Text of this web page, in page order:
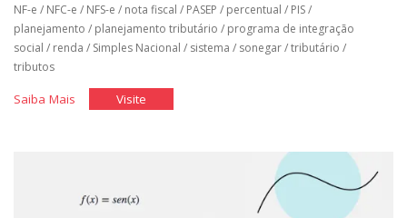
NF-e / NFC-e / NFS-e / nota fiscal / PASEP / percentual / PIS/
planejamento / planejamento tributário / programa de integração
social / renda / Simples Nacional / sistema / sonegar/tributário /
tributos
Saiba Mais"Planejamento
Visite"Planejamento